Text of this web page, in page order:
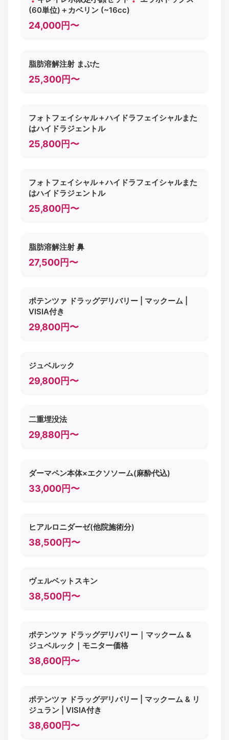
(60単位)＋カベリン (~16cc)
24,000円〜
脂肪溶解注射 まぶた
25,300円〜
フォトフェイシャル＋ハイドラフェイシャルまた
はハイドラジェントル
25,800円〜
フォトフェイシャル＋ハイドラフェイシャルまた
はハイドラジェントル
25,800円〜
脂肪溶解注射 鼻
27,500円〜
ポテンツァ ドラッグデリバリー | マックーム |
VISIA付き
29,800円〜
ジュベルック
29,800円〜
二重埋没法
29,880円〜
ダーマペン本体×エクソソーム(麻酔代込)
33,000円〜
ヒアルロニダーゼ(他院施術分)
38,500円〜
ヴェルベットスキン
38,500円〜
ポテンツァ ドラッグデリバリー｜マックーム &
ジュベルック｜モニター価格
38,600円〜
ポテンツァ ドラッグデリバリー | マックーム & リ
ジュラン | VISIA付き
38,600円〜